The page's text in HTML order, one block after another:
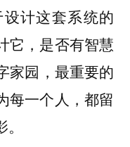
计这套系统的
它，是否有智慧
家园，最重要的
每一个人，都留